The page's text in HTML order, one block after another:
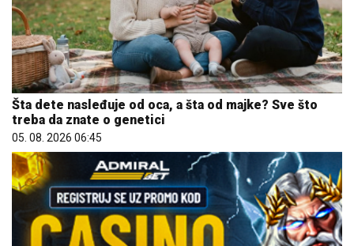
Šta dete nasleđuje od oca, a šta od majke? Sve što
treba da znate o genetici
05. 08. 2026 06:45